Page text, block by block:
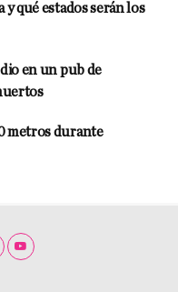
qué estados serán los
en un pub de
metros durante